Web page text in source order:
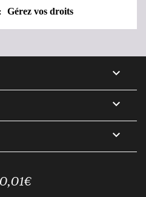
Gérez vos droits


